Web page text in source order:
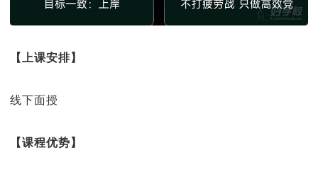
【上课安排】
线下面授
【课程优势】